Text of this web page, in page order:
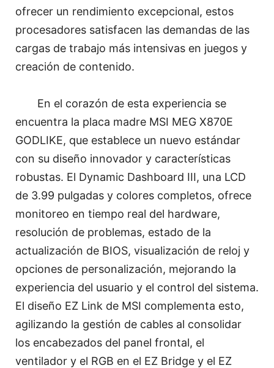
ofrecer un rendimiento excepcional, estos
procesadores satisfacen las demandas de las
cargas de trabajo más intensivas en juegos y
creación de contenido.
En el corazón de esta experiencia se
encuentra la placa madre MSI MEG X870E
GODLIKE, que establece un nuevo estándar
con su diseño innovador y características
robustas. El Dynamic Dashboard III, una LCD
de 3.99 pulgadas y colores completos, ofrece
monitoreo en tiempo real del hardware,
resolución de problemas, estado de la
actualización de BIOS, visualización de reloj y
opciones de personalización, mejorando la
experiencia del usuario y el control del sistema.
El diseño EZ Link de MSI complementa esto,
agilizando la gestión de cables al consolidar
los encabezados del panel frontal, el
ventilador y el RGB en el EZ Bridge y el EZ